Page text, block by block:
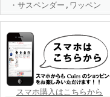
FINEBOYS2025年5月号
・サスペンダー,ワッペン
スマホ購入はこちらから